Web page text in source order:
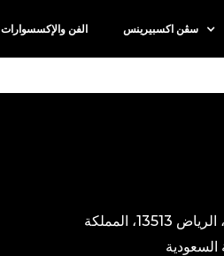
سڤن اكسبيرينس الفن والإكسسوارات
حطين، الرياض 13513، المملكة
السعودية